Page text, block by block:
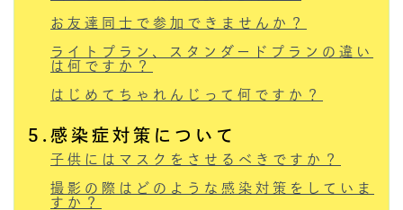
お友達同士で参加できませんか？
ライトプラン、スタンダードプランの違い
は何ですか？
はじめてちゃれんじって何ですか？
5.感染症対策について
子供にはマスクをさせるべきですか？
撮影の際はどのような感染対策をしていま
すか？